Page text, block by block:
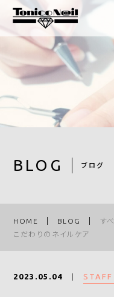
BLOG ブログ
HOME BLOG
す
こだわりのネイルケア
2023.05.04 STAFF